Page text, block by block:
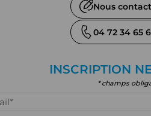
Nous
04 72 34 65
INSCRIPTION
* champs